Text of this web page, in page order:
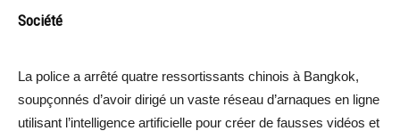
Société
La police a arrêté quatre ressortissants chinois à Bangkok,
soupçonnés d’avoir dirigé un vaste réseau d’arnaques en ligne
utilisant l’intelligence artificielle pour créer de fausses vidéos et